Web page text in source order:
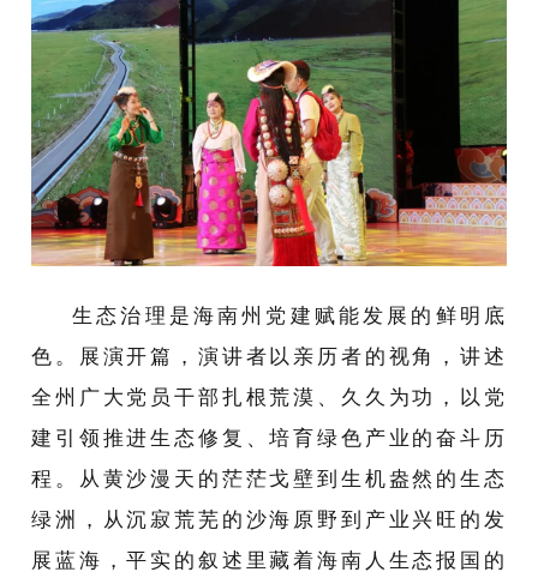
生态治理是海南州党建赋能发展的鲜明底
色。展演开篇，演讲者以亲历者的视角，讲述
全州广大党员干部扎根荒漠、久久为功，以党
建引领推进生态修复、培育绿色产业的奋斗历
程。从黄沙漫天的茫茫戈壁到生机盎然的生态
绿洲，从沉寂荒芜的沙海原野到产业兴旺的发
展蓝海，平实的叙述里藏着海南人生态报国的